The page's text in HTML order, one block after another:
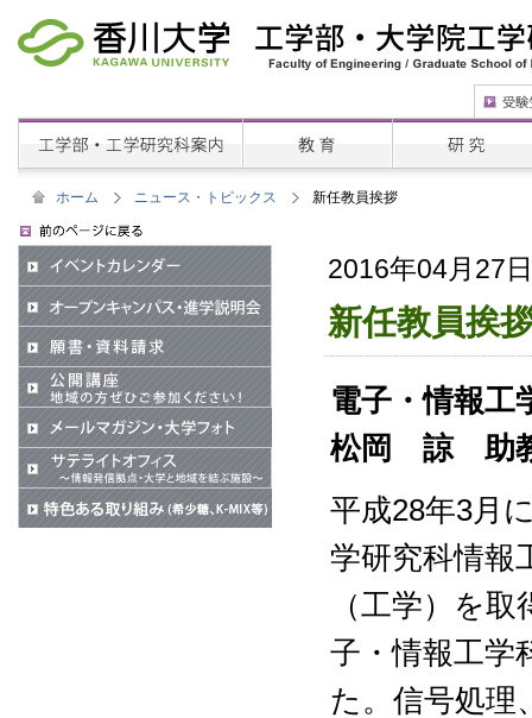
ホーム ニュース・トピックス 新任教員挨拶
2016年04月27
新任教員挨
電子・情報工
松岡 諒 助
平成28年3月
学研究科情報
（工学）を
子・情報工学
た。信号処理